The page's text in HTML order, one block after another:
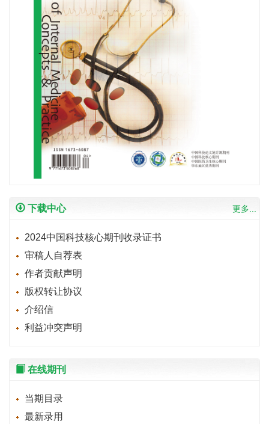
下载中心 更多...
2024中国科技核心期刊收录证书
审稿人自荐表
作者贡献声明
版权转让协议
介绍信
利益冲突声明
在线期刊
当期目录
最新录用